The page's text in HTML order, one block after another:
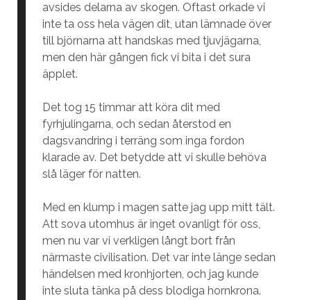
avsides delarna av skogen. Oftast orkade vi
inte ta oss hela vägen dit, utan lämnade över
till björnarna att handskas med tjuvjägarna,
men den här gången fick vi bita i det sura
äpplet.
Det tog 15 timmar att köra dit med
fyrhjulingarna, och sedan återstod en
dagsvandring i terräng som inga fordon
klarade av. Det betydde att vi skulle behöva
slå läger för natten.
Med en klump i magen satte jag upp mitt tält.
Att sova utomhus är inget ovanligt för oss,
men nu var vi verkligen långt bort från
närmaste civilisation. Det var inte länge sedan
händelsen med kronhjorten, och jag kunde
inte sluta tänka på dess blodiga hornkrona.